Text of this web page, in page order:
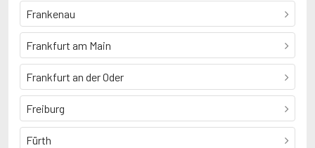
Frankenau
Frankfurt am Main
Frankfurt an der Oder
Freiburg
Fürth